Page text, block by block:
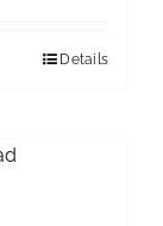
Details